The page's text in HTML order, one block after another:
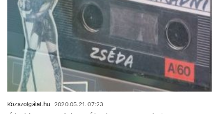
Közszolgálat.hu 2020.05.21. 07:23